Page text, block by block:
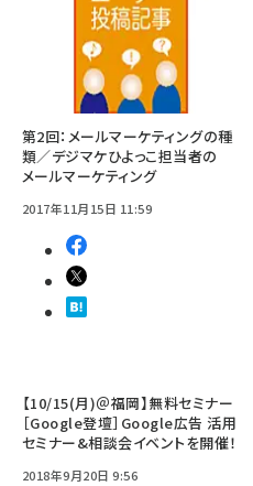
第2回：メールマーケティングの種
類／デジマケひよっこ担当者の
メールマーケティング
2017年11月15日 11:59
【10/15(月)＠福岡】無料セミナー
［Google登壇］Google広告 活用
セミナー&相談会イベントを開催！
2018年9月20日 9:56